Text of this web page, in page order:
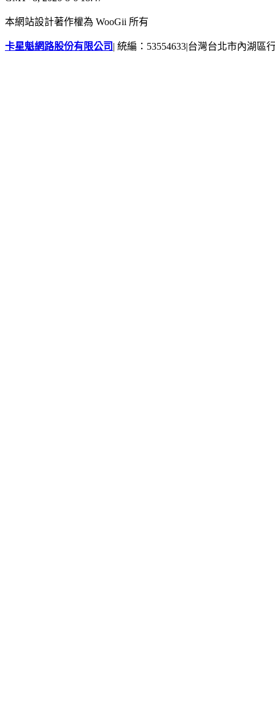
本網站設計著作權為 WooGii 所有
卡星魁網路股份有限公司 | 統編：53554633|台灣台北市內湖區